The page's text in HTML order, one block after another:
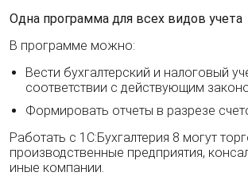
Одна программа для всех видов учета
В программе можно:
Вести бухгалтерский и налоговый
соответствии с действующим
Формировать отчеты в разрезе
Работать с 1С:Бухгалтерия 8 могут
производственные предприятия,
иные компании.